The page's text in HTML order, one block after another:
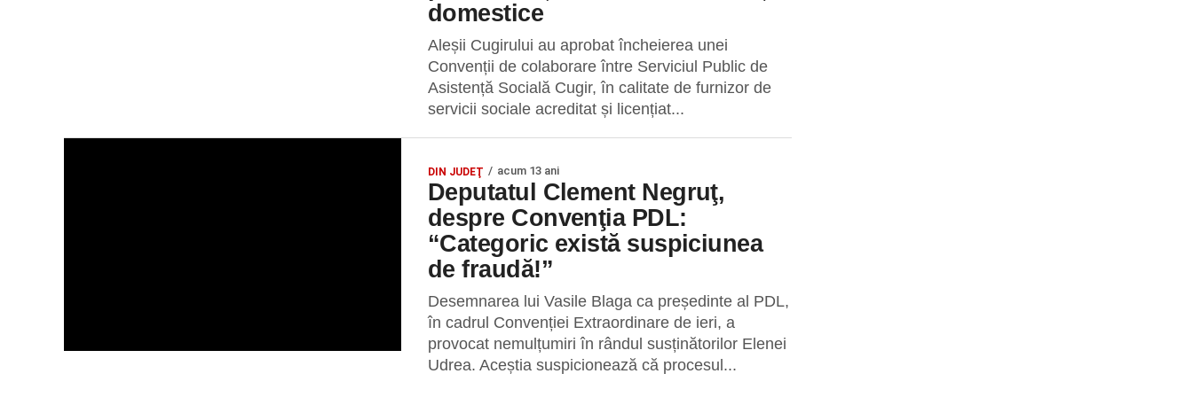
domestice
Aleșii Cugirului au aprobat încheierea unei
Convenții de colaborare între Serviciul Public de
Asistență Socială Cugir, în calitate de furnizor de
servicii sociale acreditat și licențiat...
DIN JUDEŢ acum 13 ani
Deputatul Clement Negruţ,
despre Convenţia PDL:
“Categoric există suspiciunea
de fraudă!”
Desemnarea lui Vasile Blaga ca președinte al PDL,
în cadrul Convenției Extraordinare de ieri, a
provocat nemulțumiri în rândul susținătorilor Elenei
Udrea. Aceștia suspicionează că procesul...